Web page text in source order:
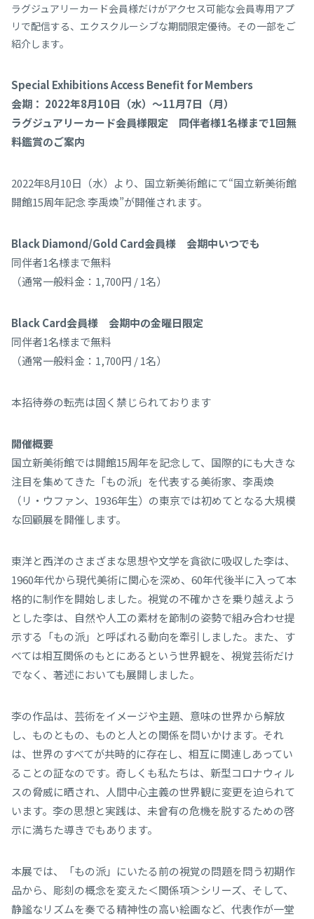
ラグジュアリーカード会員様だけがアクセス可能な会員専⽤アプ
リで配信する、エクスクルーシブな期間限定優待。その一部をご
紹介します。
Special Exhibitions Access Benefit for Members
会期： 2022年8月10日（水）～11月7日（月）
ラグジュアリーカード会員様限定 同伴者様1名様まで1回無
料鑑賞のご案内
2022年8月10日（水）より、国立新美術館にて“国立新美術館
開館15周年記念 李禹煥”が開催されます。
Black Diamond/Gold Card会員様 会期中いつでも
同伴者1名様まで無料
（通常一般料金：1,700円 / 1名）
Black Card会員様 会期中の金曜日限定
同伴者1名様まで無料
（通常一般料金：1,700円 / 1名）
本招待券の転売は固く禁じられております
開催概要
国立新美術館では開館15周年を記念して、国際的にも大きな
注目を集めてきた「もの派」を代表する美術家、李禹煥
（リ・ウファン、1936年生）の東京では初めてとなる大規模
な回顧展を開催します。
東洋と西洋のさまざまな思想や文学を貪欲に吸収した李は、
1960年代から現代美術に関心を深め、60年代後半に入って本
格的に制作を開始しました。視覚の不確かさを乗り越えよう
とした李は、自然や人工の素材を節制の姿勢で組み合わせ提
示する「もの派」と呼ばれる動向を牽引しました。また、す
べては相互関係のもとにあるという世界観を、視覚芸術だけ
でなく、著述においても展開しました。
李の作品は、芸術をイメージや主題、意味の世界から解放
し、ものともの、ものと人との関係を問いかけます。それ
は、世界のすべてが共時的に存在し、相互に関連しあってい
ることの証なのです。奇しくも私たちは、新型コロナウィル
スの脅威に晒され、人間中心主義の世界観に変更を迫られて
います。李の思想と実践は、未曾有の危機を脱するための啓
示に満ちた導きでもあります。
本展では、「もの派」にいたる前の視覚の問題を問う初期作
品から、彫刻の概念を変えた＜関係項＞シリーズ、そして、
静謐なリズムを奏でる精神性の高い絵画など、代表作が一堂